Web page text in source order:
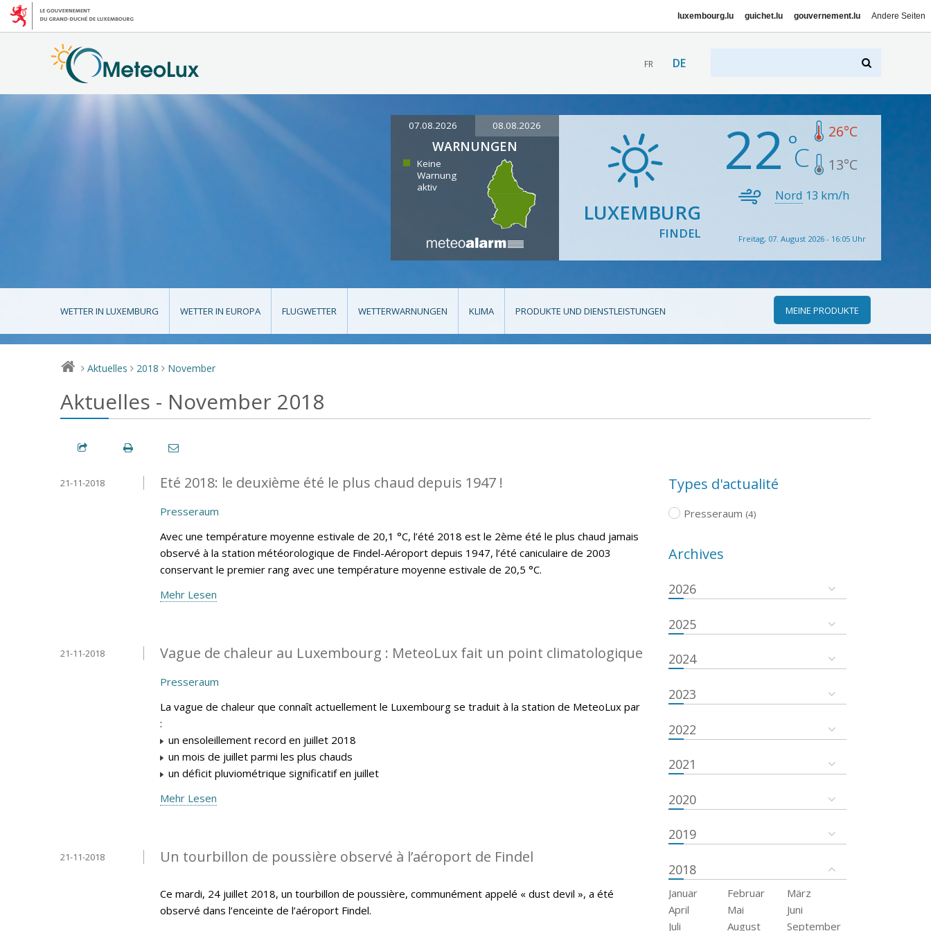
luxembourg.lu guichet.lu gouvernement.lu Andere Seiten
FR DE
07.08.2026 08.08.2026
WARNUNGEN
Keine
Warnung
aktiv
LUXEMBURG
FINDEL
22 26°C
13°C
Nord 13 km/h
Freitag, 07. August 2026 - 16:05 Uhr
WETTER IN LUXEMBURG WETTER IN EUROPA FLUGWETTER WETTERWARNUNGEN KLIMA PRODUKTE UND DIENSTLEISTUNGEN MEINE PRODUKTE
> Aktuelles > 2018 > November
Aktuelles - November 2018
Eté 2018: le deuxième été le plus chaud depuis 1947 !
21-11-2018
Presseraum
Avec une température moyenne estivale de 20,1 °C, l’été 2018 est le 2ème été le plus chaud jamais
observé à la station météorologique de Findel-Aéroport depuis 1947, l’été caniculaire de 2003
conservant le premier rang avec une température moyenne estivale de 20,5 °C.
Mehr Lesen
Vague de chaleur au Luxembourg : MeteoLux fait un point climatologique
21-11-2018
Presseraum
La vague de chaleur que connaît actuellement le Luxembourg se traduit à la station de MeteoLux par
:
un ensoleillement record en juillet 2018
un mois de juillet parmi les plus chauds
un déficit pluviométrique significatif en juillet
Mehr Lesen
Un tourbillon de poussière observé à l’aéroport de Findel
21-11-2018
Ce mardi, 24 juillet 2018, un tourbillon de poussière, communément appelé « dust devil », a été
observé dans l’enceinte de l’aéroport Findel.
Types d'actualité
Presseraum (4)
Archives
2026
2025
2024
2023
2022
2021
2020
2019
2018
Januar Februar
März
April
Mai
Juni
Juli
August September